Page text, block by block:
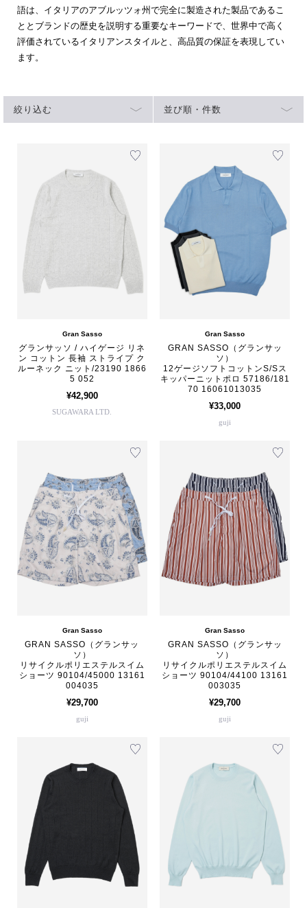
語は、イタリアのアブルッツォ州で完全に製造された製品であるこ
ととブランドの歴史を説明する重要なキーワードで、世界中で高く
評価されているイタリアンスタイルと、高品質の保証を表現してい
ます。
絞り込む 並び順・件数
Gran Sasso
グランサッソ / ハイゲージ リネ
ン コットン 長袖 ストライプ ク
ルーネック ニット/23190 1866
5 052
¥42,900
SUGAWARA LTD.
Gran Sasso
GRAN SASSO（グランサッ
ソ）
12ゲージソフトコットンS/Sス
キッパーニットポロ 57186/181
70 16061013035
¥33,000
guji
Gran Sasso
GRAN SASSO（グランサッ
ソ）
リサイクルポリエステルスイム
ショーツ 90104/45000 13161
004035
¥29,700
guji
Gran Sasso
GRAN SASSO（グランサッ
ソ）
リサイクルポリエステルスイム
ショーツ 90104/44100 13161
003035
¥29,700
guji